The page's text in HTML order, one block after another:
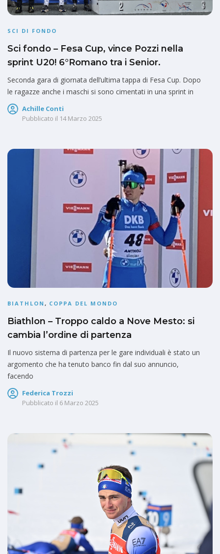
SCI DI FONDO
Sci fondo – Fesa Cup, vince Pozzi nella
sprint U20! 6°Romano tra i Senior.
Seconda gara di giornata dell’ultima tappa di Fesa Cup. Dopo
le ragazze anche i maschi si sono cimentati in una sprint in
Achille Conti
Pubblicato il 14 Marzo 2025
BIATHLON , COPPA DEL MONDO
Biathlon – Troppo caldo a Nove Mesto: si
cambia l’ordine di partenza
Il nuovo sistema di partenza per le gare individuali è stato un
argomento che ha tenuto banco fin dal suo annuncio,
facendo
Federica Trozzi
Pubblicato il 6 Marzo 2025